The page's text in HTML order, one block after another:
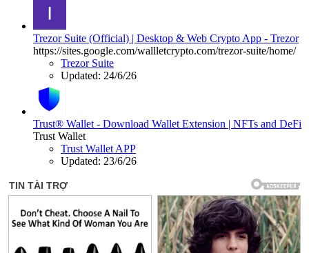
Trezor Suite (Official) | Desktop & Web Crypto App - Trezor
https://sites.google.com/wallletcrypto.com/trezor-suite/home/
Trezor Suite
Updated: 24/6/26
Trust® Wallet - Download Wallet Extension | NFTs and DeFi
Trust Wallet
Trust Wallet APP
Updated: 23/6/26